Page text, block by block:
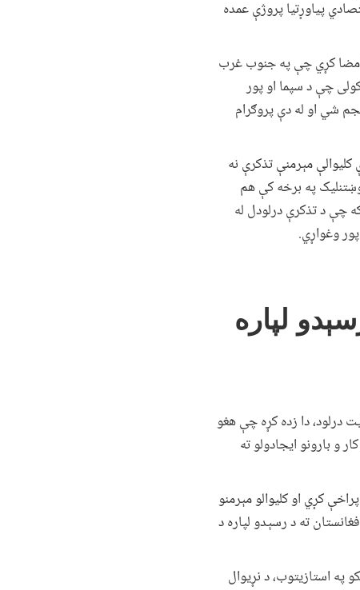
پیاوړتیا پروژې عمده
امضا کړي چې په جنوب غرب
کولی چې د سپما او پور
شي او له دې پروګرام
مېرمنې تذکرې نه
په برخه کې هم
چې د تذکرې درلودل له
وغواړي.
لپاره
درلود، دا زده کړه چې هغو
بارونو ایجادولو ته
کړي او کلیوالو مېرمنو
ته د رسېدو لپاره د
تمویلوونکو په استازیتوب، د نړیوال